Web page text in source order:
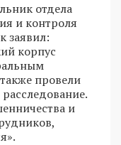
отдела
и контроля
заявил:
корпус
провели
и